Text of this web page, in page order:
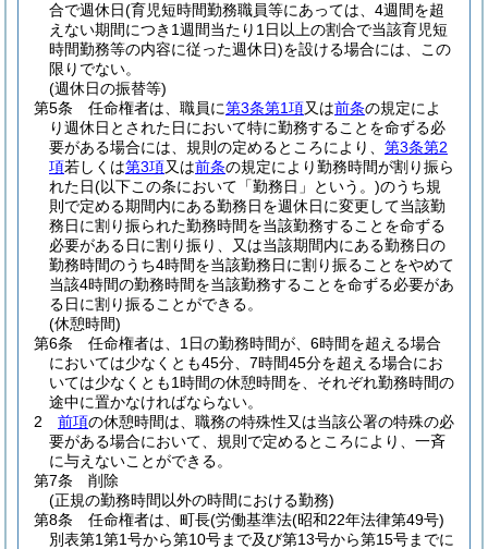
合で週休日(育児短時間勤務職員等にあっては、4週間を超
えない期間につき1週間当たり1日以上の割合で当該育児短
時間勤務等の内容に従った週休日)を設ける場合には、この
限りでない。
(週休日の振替等)
第5条
任命権者は、職員に第3条第1項又は前条の規定によ
り週休日とされた日において特に勤務することを命ずる必
要がある場合には、規則の定めるところにより、 第3条第2
項若しくは第3項又は前条の規定により勤務時間が割り振ら
れた日(以下この条において「勤務日」という。)のうち規
則で定める期間内にある勤務日を週休日に変更して当該勤
務日に割り振られた勤務時間を当該勤務することを命ずる
必要がある日に割り振り、又は当該期間内にある勤務日の
勤務時間のうち4時間を当該勤務日に割り振ることをやめて
当該4時間の勤務時間を当該勤務することを命ずる必要があ
る日に割り振ることができる。
(休憩時間)
第6条
任命権者は、1日の勤務時間が、6時間を超える場合
においては少なくとも45分、7時間45分を超える場合にお
いては少なくとも1時間の休憩時間を、それぞれ勤務時間の
途中に置かなければならない。
2
前項の休憩時間は、職務の特殊性又は当該公署の特殊の必
要がある場合において、規則で定めるところにより、一斉
に与えないことができる。
第7条
削除
(正規の勤務時間以外の時間における勤務)
第8条
任命権者は、町長(労働基準法(昭和22年法律第49号)
別表第1第1号から第10号まで及び第13号から第15号までに